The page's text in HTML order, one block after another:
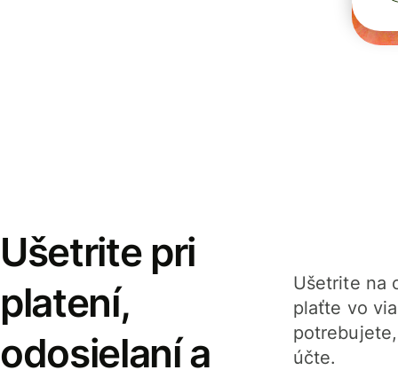
Ušetrite pri
platení,
odosielaní a
Ušetrite na
plaťte vo
účte.